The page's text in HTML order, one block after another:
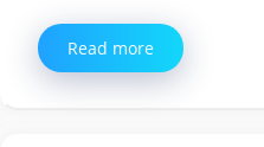
Read more